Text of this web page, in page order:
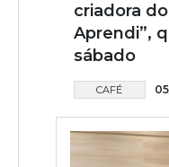
criadora
Aprendi”,
sábado
CAFÉ